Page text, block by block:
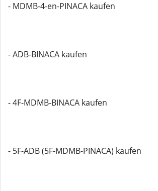
- MDMB-4-en-PINACA kaufen
- ADB-BINACA kaufen
- 4F-MDMB-BINACA kaufen
- 5F-ADB (5F-MDMB-PINACA) kaufen